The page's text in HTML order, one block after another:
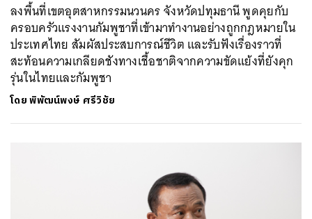
ลงพื้นที่เขตอุตสาหกรรมนวนคร จังหวัดปทุมธานี พูดคุยกับ
ครอบครัวแรงงานกัมพูชาที่เข้ามาทำงานอย่างถูกกฎหมายใน
ประเทศไทย สัมผัสประสบการณ์ชีวิต และรับฟังเรื่องราวที่
สะท้อนความเกลียดชังทางเชื้อชาติจากความขัดแย้งที่ยังคุก
รุ่นในไทยและกัมพูชา
โดยพิพัฒน์พงษ์ ศรีวิชัย